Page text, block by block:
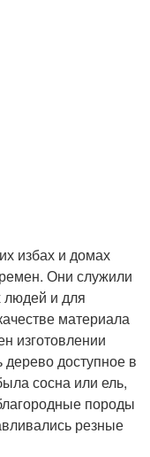
избах и домах
Они служили
людей и для
материала
изготовлении
доступное в
сосна или ель,
породы
резные